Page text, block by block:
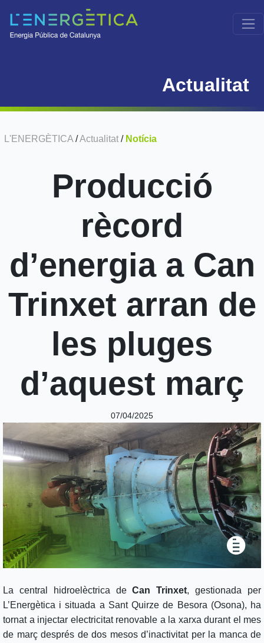
Actualitat
L'ENERGÈTICA /Actualitat / Notícia
Producció
rècord
d’energia a Can
Trinxet arran de
les pluges
d’aquest març
07/04/2025
La central hidroelèctrica deCan Trinxet, gestionada per
L’Energètica i situada a Sant Quirze de Besora (Osona), ha
tornat a injectar electricitat renovable a la xarxa durant el mes
de març després de dos mesos d’inactivitat per la manca de